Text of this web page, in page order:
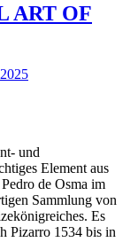
ART OF
und
Element aus
de Osma im
Sammlung von
Es
Pizarro 1534 bis in